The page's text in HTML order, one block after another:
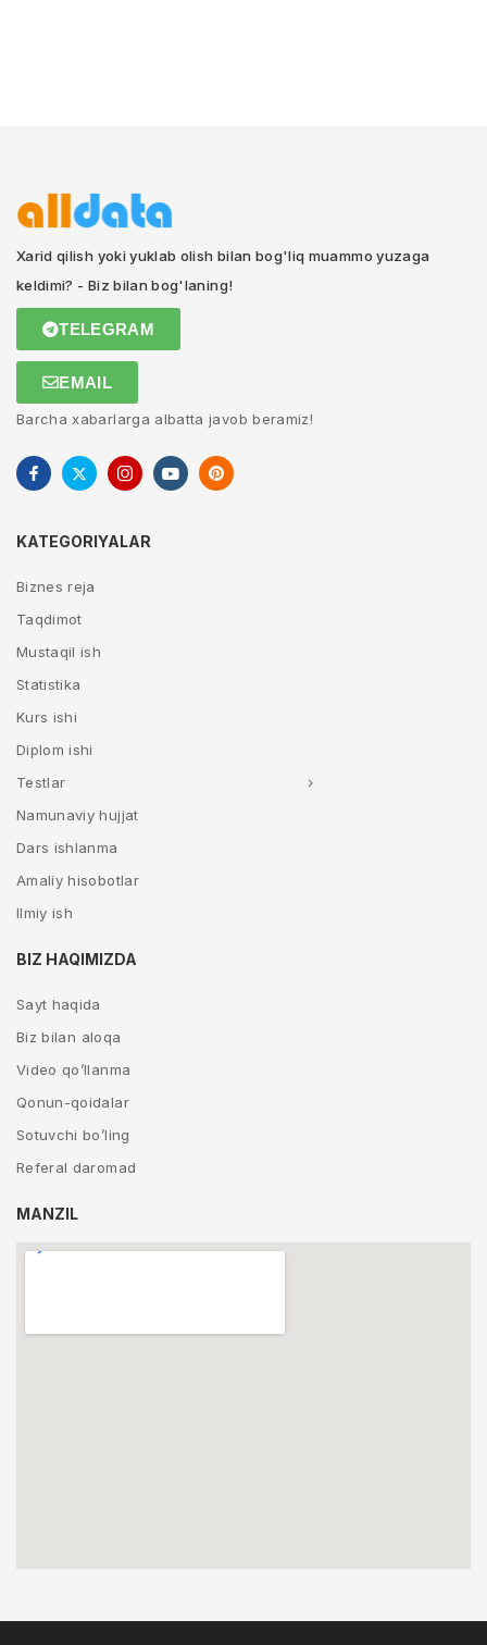
Xarid qilish yoki yuklab olish bilan bog'liq muammo yuzaga
keldimi? - Biz bilan bog'laning!
TELEGRAM
EMAIL
Barcha xabarlarga albatta javob beramiz!
KATEGORIYALAR
Biznes reja
Taqdimot
Mustaqil ish
Statistika
Kurs ishi
Diplom ishi
Testlar
Namunaviy hujjat
Dars ishlanma
Amaliy hisobotlar
Ilmiy ish
BIZ HAQIMIZDA
Sayt haqida
Biz bilan aloqa
Video qo’llanma
Qonun-qoidalar
Sotuvchi bo’ling
Referal daromad
MANZIL